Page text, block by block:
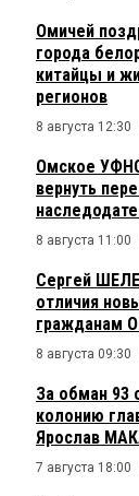
Омичей
города
китайцы и
регионов
8 августа 12:30
Омское
вернуть
8 августа 11:00
Сергей
отличия
гражданам
8 августа 09:30
За обман 93
колонию
Ярослав
7 августа 18:00